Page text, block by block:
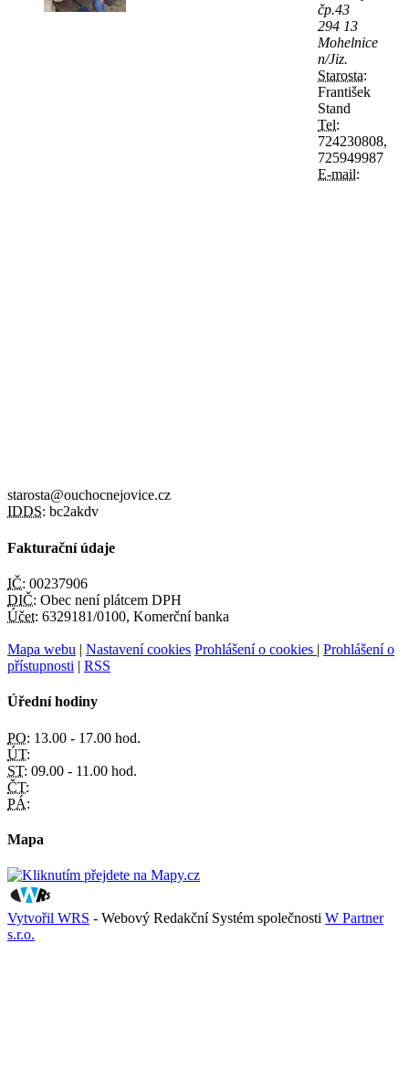
čp.43
294 13
Mohelnice
n/Jiz.
Starosta:
František
Stand
Tel:
724230808,
725949987
E-mail:
starosta@ouchocnejovice.cz
IDDS: bc2akdv
Fakturační údaje
IČ: 00237906
DIČ: Obec není plátcem DPH
Účet: 6329181/0100, Komerční banka
Mapa webu | Nastavení cookies Prohlášení o cookies | Prohlášení o
přístupnosti | RSS
Úřední hodiny
PO: 13.00 - 17.00 hod.
ÚT:
ST: 09.00 - 11.00 hod.
ČT:
PÁ:
Mapa
Vytvořil WRS - Webový Redakční Systém společnosti W Partner
s.r.o.